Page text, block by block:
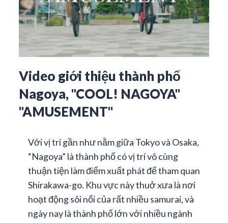
Video giới thiệu thành phố
Nagoya, "COOL! NAGOYA"
"AMUSEMENT"
Với vị trí gần như nằm giữa Tokyo và Osaka,
“Nagoya” là thành phố có vị trí vô cùng
thuận tiện làm điểm xuất phát để tham quan
Shirakawa-go. Khu vực này thuở xưa là nơi
hoạt động sôi nổi của rất nhiều samurai, và
ngày nay là thành phố lớn với nhiều ngành